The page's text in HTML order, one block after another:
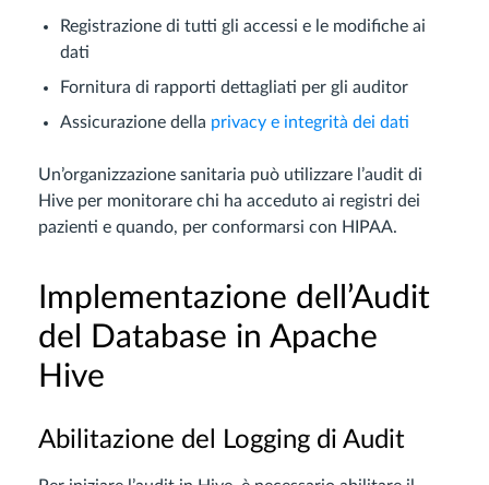
Registrazione di tutti gli accessi e le modifiche ai
dati
Fornitura di rapporti dettagliati per gli auditor
Assicurazione della privacy e integrità dei dati
Un’organizzazione sanitaria può utilizzare l’audit di
Hive per monitorare chi ha acceduto ai registri dei
pazienti e quando, per conformarsi con HIPAA.
Implementazione dell’Audit
del Database in Apache
Hive
Abilitazione del Logging di Audit